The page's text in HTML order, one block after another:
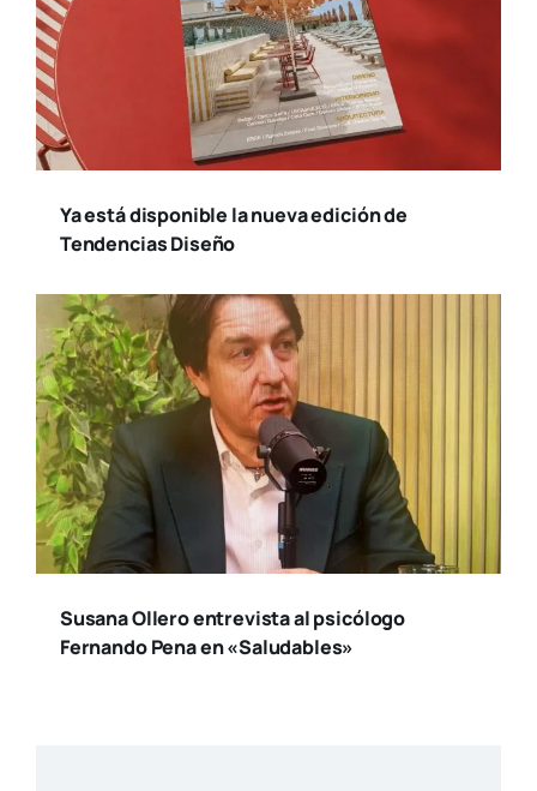
Ya está disponible la nueva edición de
Tendencias Diseño
Susana Ollero entrevista al psicólogo
Fernando Pena en «Saludables»